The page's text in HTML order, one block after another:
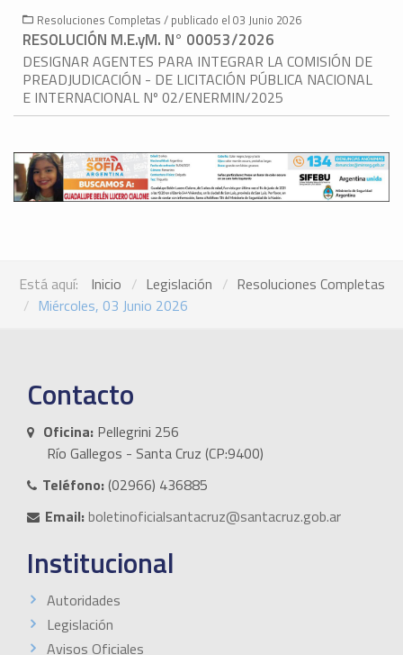
Resoluciones Completas / publicado el 03 Junio 2026
RESOLUCIÓN M.E.yM. N° 00053/2026
DESIGNAR AGENTES PARA INTEGRAR LA COMISIÓN DE
PREADJUDICACIÓN - DE LICITACIÓN PÚBLICA NACIONAL
E INTERNACIONAL Nº 02/ENERMIN/2025
Está aquí: Inicio Legislación
Resoluciones Completas
Miércoles, 03 Junio 2026
Contacto
Oficina: Pellegrini 256
Río Gallegos - Santa Cruz (CP:9400)
Teléfono:(02966) 436885
Email:boletinoficialsantacruz@santacruz.gob.ar
Institucional
Autoridades
Legislación
Avisos Oficiales